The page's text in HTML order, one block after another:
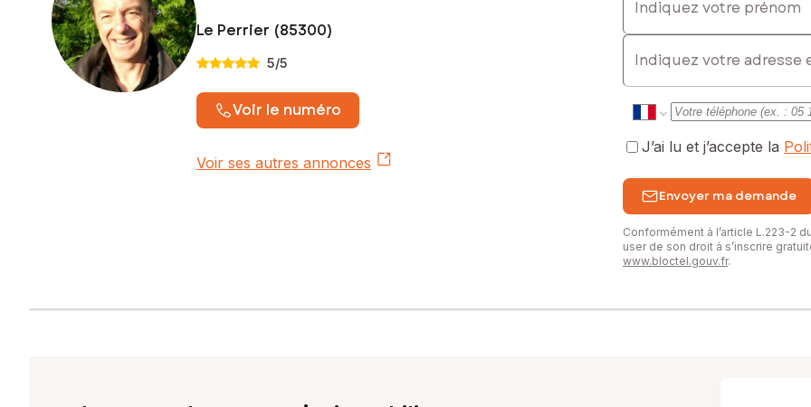
Le Perrier (85300)
5/5
Voir le numéro
Voir ses autres annonces
E-mail
J’ai lu et j’accepte la
Envoyer ma demande
Conformément à l’article L.223-2
user de son droit à s’inscrire
www.bloctel.gouv.fr.